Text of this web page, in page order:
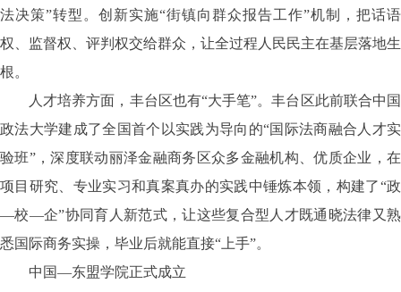
法决策”转型。创新实施“街镇向群众报告工作”机制，把话语
权、监督权、评判权交给群众，让全过程人民民主在基层落地生
根。
人才培养方面，丰台区也有“大手笔”。丰台区此前联合中国
政法大学建成了全国首个以实践为导向的“国际法商融合人才实
验班”，深度联动丽泽金融商务区众多金融机构、优质企业，在
项目研究、专业实习和真案真办的实践中锤炼本领，构建了“政
—校—企”协同育人新范式，让这些复合型人才既通晓法律又熟
悉国际商务实操，毕业后就能直接“上手”。
中国—东盟学院正式成立